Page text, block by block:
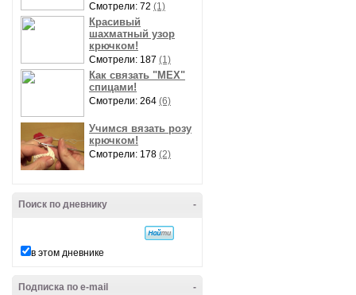
Смотрели: 72 (1)
Красивый
шахматный узор
крючком!
Смотрели: 187 (1)
Как связать "МЕХ"
спицами!
Смотрели: 264 (6)
Учимся вязать розу
крючком!
Смотрели: 178 (2)
-
Поиск по дневнику
в этом дневнике
-
Подписка по e-mail